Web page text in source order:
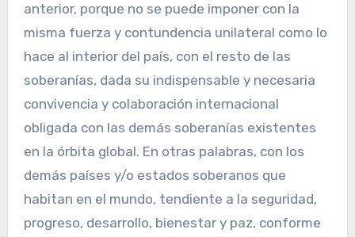
anterior, porque no se puede imponer con la
misma fuerza y contundencia unilateral como lo
hace al interior del país, con el resto de las
soberanías, dada su indispensable y necesaria
convivencia y colaboración internacional
obligada con las demás soberanías existentes
en la órbita global. En otras palabras, con los
demás países y/o estados soberanos que
habitan en el mundo, tendiente a la seguridad,
progreso, desarrollo, bienestar y paz, conforme